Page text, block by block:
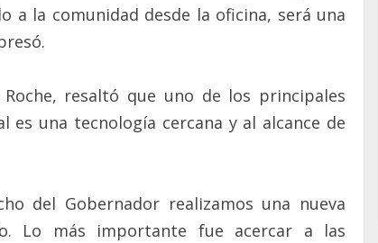
a la comunidad desde la oficina, será una
resaltó que uno de los principales
una tecnología cercana y al alcance de
del Gobernador realizamos una nueva
Lo más importante fue acercar a las